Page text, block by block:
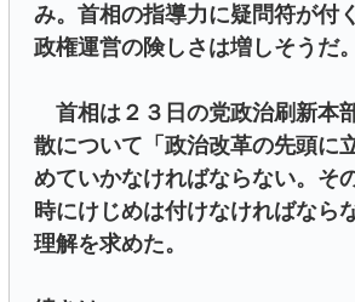
み。首相の指導力に疑問符が付
政権運営の険しさは増しそうだ。
首相は２３日の党政治刷新本
散について「政治改革の先頭に
めていかなければならない。そ
時にけじめは付けなければなら
理解を求めた。